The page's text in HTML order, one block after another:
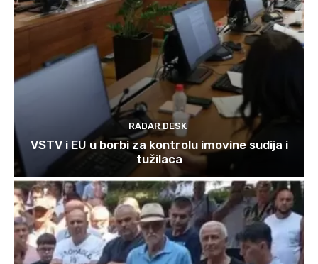
RADAR DESK
VSTV i EU u borbi za kontrolu imovine sudija i
tužilaca